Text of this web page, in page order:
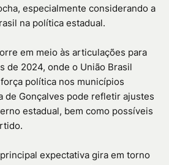
especialmente considerando a
na política estadual.
em meio às articulações para
de 2024, onde o União Brasil
política nos municípios
de Gonçalves pode refletir ajustes
estadual, bem como possíveis
expectativa gira em torno